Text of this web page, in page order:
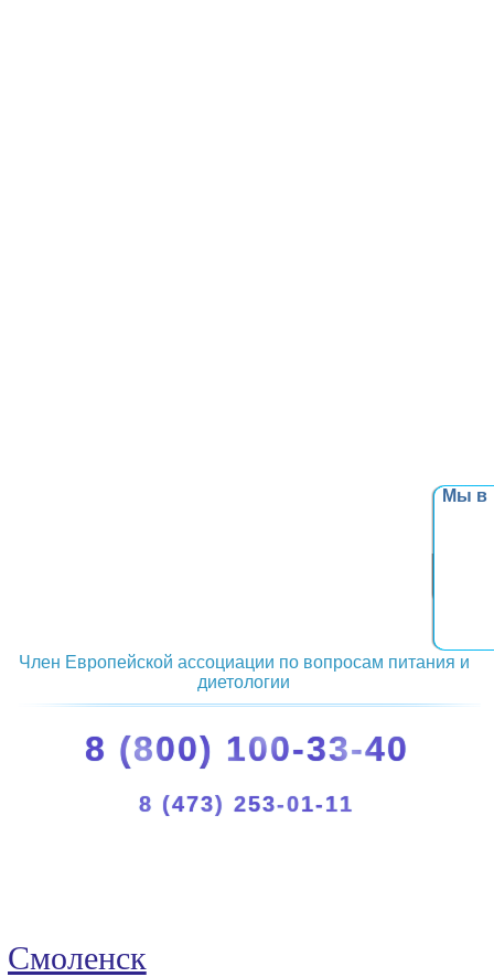
Мы в
Член Европейской ассоциации по вопросам питания и
диетологии
8 (800) 100-33-40
8 (473) 253-01-11
Смоленск